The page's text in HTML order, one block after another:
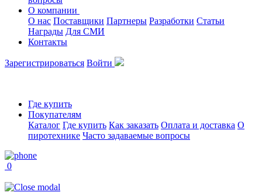
О компании
О нас Поставщики Партнеры Разработки Статьи
Награды Для СМИ
Контакты
Зарегистрироваться Войти
Где купить
Покупателям
Каталог Где купить Как заказать Оплата и доставка О
пиротехнике Часто задаваемые вопросы
0